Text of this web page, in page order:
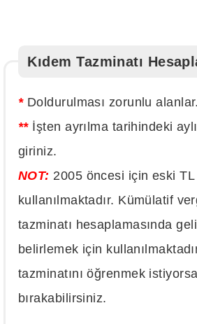
Kıdem Tazminatı
*Doldurulması zorunlu alanlar.
**İşten ayrılma tarihindeki
giriniz.
NOT: 2005 öncesi için eski
kullanılmaktadır. Kümülatif
tazminatı hesaplamasında
belirlemek için
tazminatını öğrenmek
bırakabilirsiniz.